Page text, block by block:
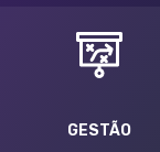
GESTÃO